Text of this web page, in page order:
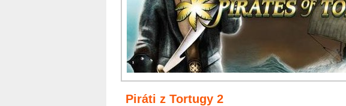
Piráti z Tortugy 2